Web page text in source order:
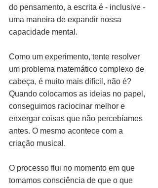
do pensamento, a escrita é - inclusive -
uma maneira de expandir nossa
capacidade mental.
Como um experimento, tente resolver
um problema matemático complexo de
cabeça, é muito mais difícil, não é?
Quando colocamos as ideias no papel,
conseguimos raciocinar melhor e
enxergar coisas que não percebíamos
antes. O mesmo acontece com a
criação musical.
O processo flui no momento em que
tomamos consciência de que o que